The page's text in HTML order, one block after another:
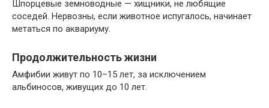
Шпорцевые земноводные — хищники, не любящие
соседей. Нервозны, если животное испугалось, начинает
метаться по аквариуму.
Продолжительность жизни
Амфибии живут по 10–15 лет, за исключением
альбиносов, живущих до 10 лет.